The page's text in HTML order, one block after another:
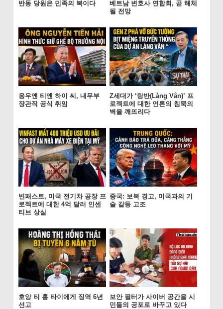
반동 당원은 민족의 복이다
베트남 변호사 연합회, 곧 해체
될 전망
응우옌 티엔 하이 씨, 내무부
장관직 공식 취임
Z세대가 ‘랑반(Làng Vân)’ 프
로젝트에 대한 언론의 침묵의
벽을 깨뜨리다
빈패스트, 미국 전기차 공장 프
로젝트에 대한 4억 달러 인센
티브 상실
중국: 보복 경고, 미국과의 기
술 갈등 고조
호앙 티 홍 타이에게 징역 6년
선고
보안 필터가 사이버 공간을 시
민들의 공포로 바꾸고 있다